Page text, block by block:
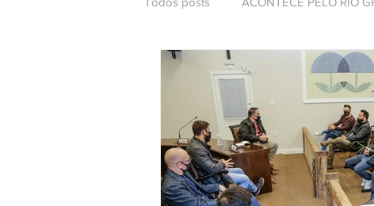
ABDON BARRETTO FILHO
Naíla Gonçalves Dalavia